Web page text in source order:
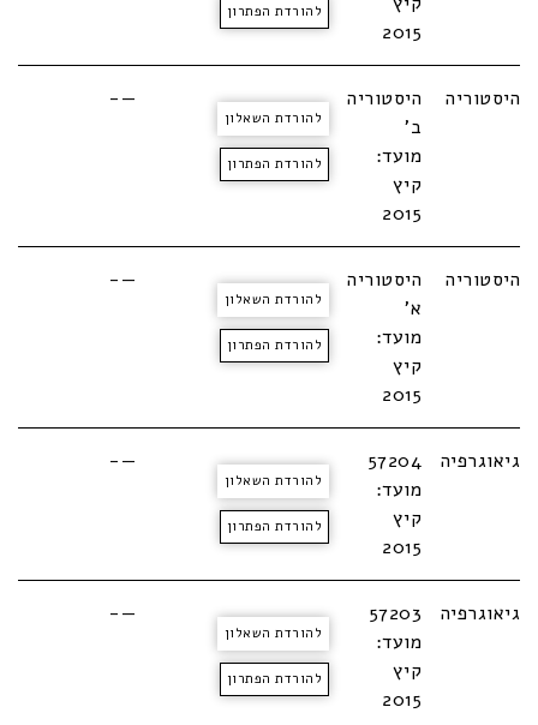
2015
להורדת הפתרון
היסטוריה
היסטוריה
ב'
מועד:
קיץ
2015
להורדת השאלון
להורדת הפתרון
—-
היסטוריה
היסטוריה
א'
מועד:
קיץ
2015
להורדת השאלון
להורדת הפתרון
—-
גיאוגרפיה
57204
מועד:
קיץ
2015
להורדת השאלון
להורדת הפתרון
—-
גיאוגרפיה
57203
מועד:
קיץ
2015
להורדת השאלון
להורדת הפתרון
—-